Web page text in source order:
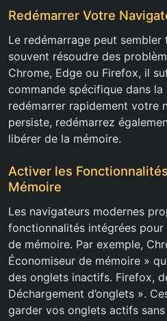
Redémarrer Votre
Le redémarrage peut
souvent résoudre des
Chrome, Edge ou Firefox, il
commande spécifique dans la
redémarrer rapidement votre
persiste, redémarrez
libérer de la mémoire.
Activer les
Mémoire
Les navigateurs modernes
fonctionnalités intégrées
de mémoire. Par exemple,
Économiseur de mémoire »
des onglets inactifs. Firefox,
Déchargement d’onglets ».
garder vos onglets actifs